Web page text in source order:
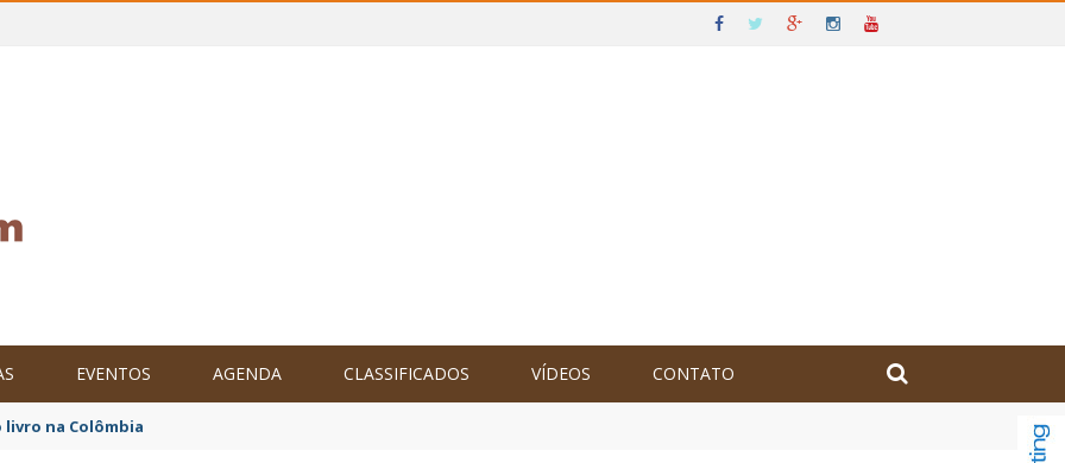
EVENTOS AGENDA CLASSIFICADOS VÍDEOS CONTATO
o Brasil no XXIV Parlamento Internacional de Escritores, na Colômbia